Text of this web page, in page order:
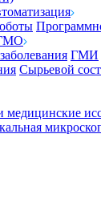
ГМИ
Сырьевой
медицинские